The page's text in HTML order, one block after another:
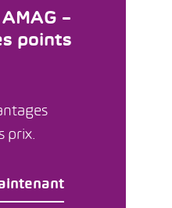
–
points
prix.